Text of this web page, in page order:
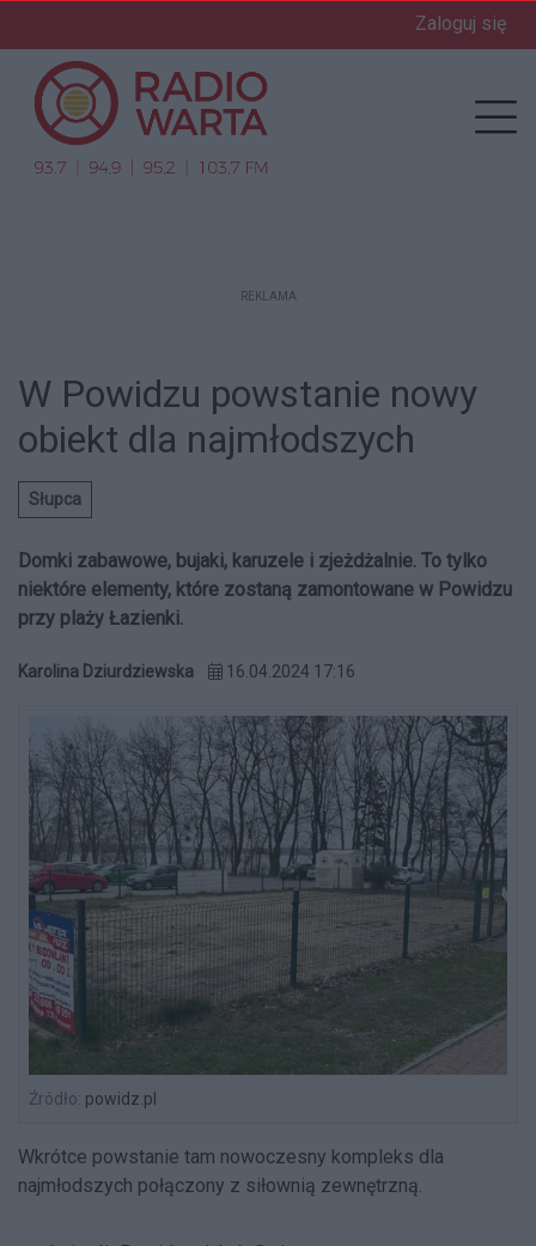
Zaloguj się
REKLAMA
W Powidzu powstanie nowy
obiekt dla najmłodszych
Słupca
Domki zabawowe, bujaki, karuzele i zjeżdżalnie. To tylko
niektóre elementy, które zostaną zamontowane w Powidzu
przy plaży Łazienki.
Karolina Dziurdziewska 16.04.2024 17:16
Źródło: powidz.pl
Wkrótce powstanie tam nowoczesny kompleks dla
najmłodszych połączony z siłownią zewnętrzną.